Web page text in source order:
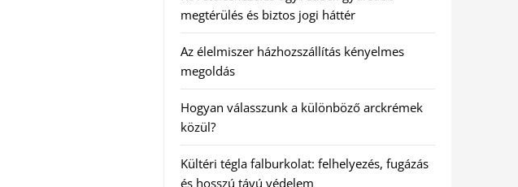
megtérülés és biztos jogi háttér
Az élelmiszer házhozszállítás kényelmes
megoldás
Hogyan válasszunk a különböző arckrémek
közül?
Kültéri tégla falburkolat: felhelyezés, fugázás
és hosszú távú védelem